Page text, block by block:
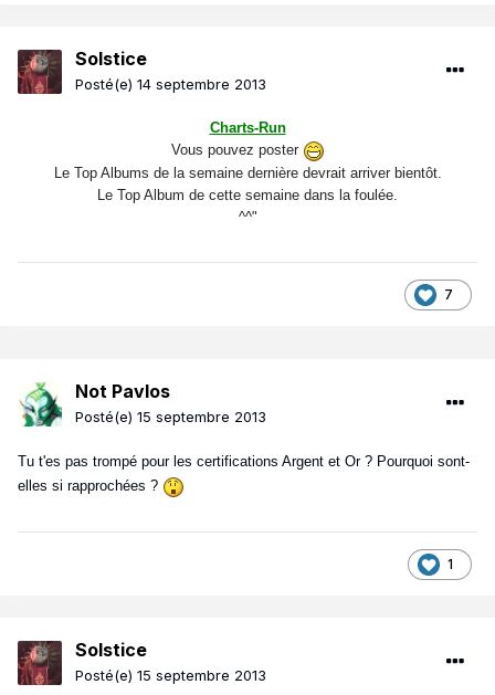
Solstice
Posté(e) 14 septembre 2013
Charts-Run
Vous pouvez poster
Le Top Albums de la semaine dernière devrait arriver bientôt.
Le Top Album de cette semaine dans la foulée.
^^"
7
Not Pavlos
Posté(e) 15 septembre 2013
Tu t'es pas trompé pour les certifications Argent et Or ? Pourquoi sont-
elles si rapprochées ?
1
Solstice
Posté(e) 15 septembre 2013